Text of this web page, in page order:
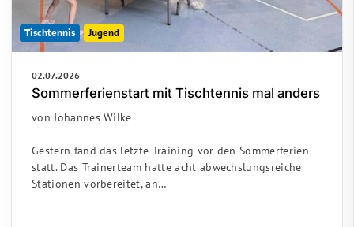
Tischtennis Jugend
02.07.2026
Sommerferienstart mit Tischtennis mal anders
von Johannes Wilke
Gestern fand das letzte Training vor den Sommerferien
statt. Das Trainerteam hatte acht abwechslungsreiche
Stationen vorbereitet, an…